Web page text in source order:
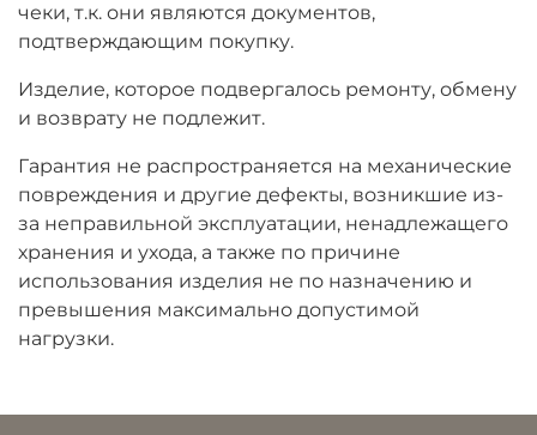
чеки, т.к. они являются документов,
подтверждающим покупку.
Изделие, которое подвергалось ремонту, обмену
и возврату не подлежит.
Гарантия не распространяется на механические
повреждения и другие дефекты, возникшие из-
за неправильной эксплуатации, ненадлежащего
хранения и ухода, а также по причине
использования изделия не по назначению и
превышения максимально допустимой
нагрузки.